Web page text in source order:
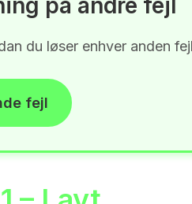
du løser enhver anden
fejl